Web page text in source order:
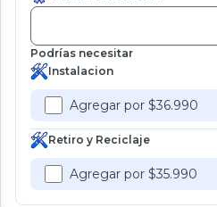
Podrías necesitar
Instalacion
Agregar por $36.990
Retiro y Reciclaje
Agregar por $35.990